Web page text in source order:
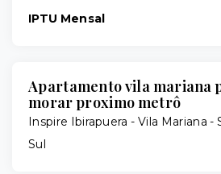
IPTU Mensal
Apartamento vila mariana
morar proximo metrô
Inspire Ibirapuera -Vila Mariana -
Sul